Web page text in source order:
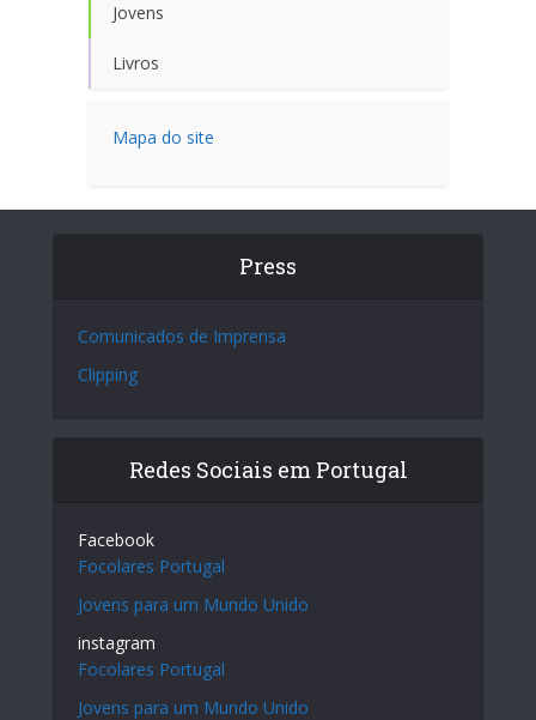
Jovens
Livros
Mapa do site
Press
Comunicados de Imprensa
Clipping
Redes Sociais em Portugal
Facebook
Focolares Portugal
Jovens para um Mundo Unido
instagram
Focolares Portugal
Jovens para um Mundo Unido